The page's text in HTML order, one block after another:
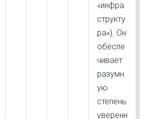
«инфра
структу
ра»). Он
обеспе
чивает
разумн
ую
степень
уверенн